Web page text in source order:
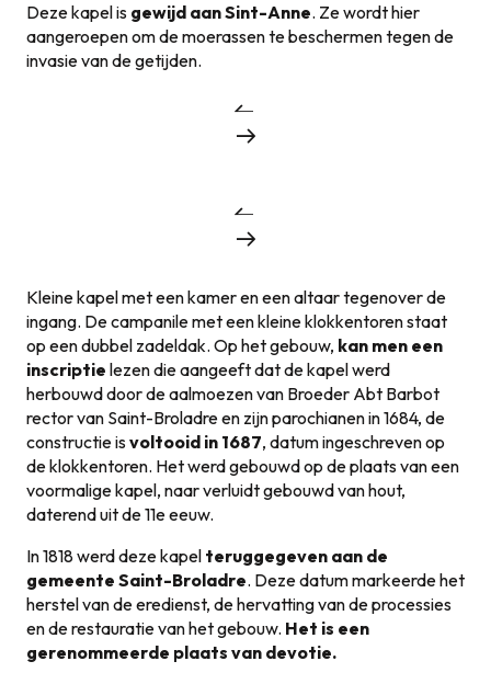
Deze kapel is gewijd aan Sint-Anne. Ze wordt hier
aangeroepen om de moerassen te beschermen tegen de
invasie van de getijden.
Kleine kapel met een kamer en een altaar tegenover de
ingang. De campanile met een kleine klokkentoren staat
op een dubbel zadeldak. Op het gebouw, kan men een
inscriptie lezen die aangeeft dat de kapel werd
herbouwd door de aalmoezen van Broeder Abt Barbot
rector van Saint-Broladre en zijn parochianen in 1684, de
constructie isvoltooid in 1687, datum ingeschreven op
de klokkentoren. Het werd gebouwd op de plaats van een
voormalige kapel, naar verluidt gebouwd van hout,
daterend uit de 11e eeuw.
In 1818 werd deze kapel teruggegeven aan de
gemeente Saint-Broladre. Deze datum markeerde het
herstel van de eredienst, de hervatting van de processies
en de restauratie van het gebouw. Het is een
gerenommeerde plaats van devotie.